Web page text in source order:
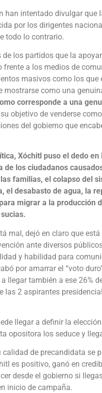
han intentado divulgar que
por los dirigentes
todo lo contrario.
los partidos que la
a los medios de
masivos como los que
mostrarse como una
corresponde a una
objetivo de venderse
del gobierno que
Xóchitl puso el dedo
los ciudadanos
familias, el colapso del
desabasto de agua, la
migrar a la producción
mal, dejó en claro que
ante diversos
y habilidad para
por amarrar el “voto
llegar también a ese 26%
las 2 aspirantes
llegar a definir la
opositora los seduce y
calidad de precandidata se
es positivo, ganó en
desde el gobierno si
inicio de campaña.